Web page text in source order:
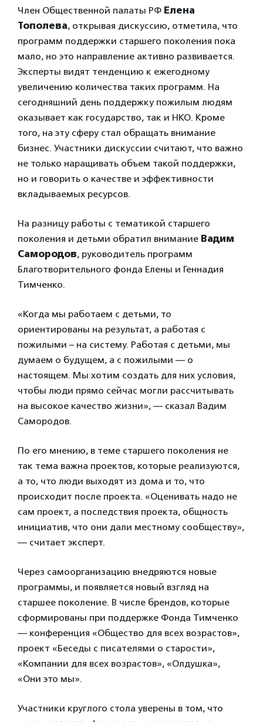
Член Общественной палаты РФ Елена
Тополева, открывая дискуссию, отметила, что
программ поддержки старшего поколения пока
мало, но это направление активно развивается.
Эксперты видят тенденцию к ежегодному
увеличению количества таких программ. На
сегодняшний день поддержку пожилым людям
оказывает как государство, так и НКО. Кроме
того, на эту сферу стал обращать внимание
бизнес. Участники дискуссии считают, что важно
не только наращивать объем такой поддержки,
но и говорить о качестве и эффективности
вкладываемых ресурсов.
На разницу работы с тематикой старшего
поколения и детьми обратил внимание Вадим
Самородов, руководитель программ
Благотворительного фонда Елены и Геннадия
Тимченко.
«Когда мы работаем с детьми, то
ориентированы на результат, а работая с
пожилыми – на систему. Работая с детьми, мы
думаем о будущем, а с пожилыми — о
настоящем. Мы хотим создать для них условия,
чтобы люди прямо сейчас могли рассчитывать
на высокое качество жизни», — сказал Вадим
Самородов.
По его мнению, в теме старшего поколения не
так тема важна проектов, которые реализуются,
а то, что люди выходят из дома и то, что
происходит после проекта. «Оценивать надо не
сам проект, а последствия проекта, общность
инициатив, что они дали местному сообществу»,
— считает эксперт.
Через самоорганизацию внедряются новые
программы, и появляется новый взгляд на
старшее поколение. В числе брендов, которые
сформированы при поддержке Фонда Тимченко
— конференция «Общество для всех возрастов»,
проект «Беседы с писателями о старости»,
«Компании для всех возрастов», «Олдушка»,
«Они это мы».
Участники круглого стола уверены в том, что